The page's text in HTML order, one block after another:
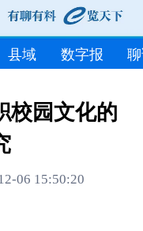
县域 数字报
校园文化的
06 15:50:20